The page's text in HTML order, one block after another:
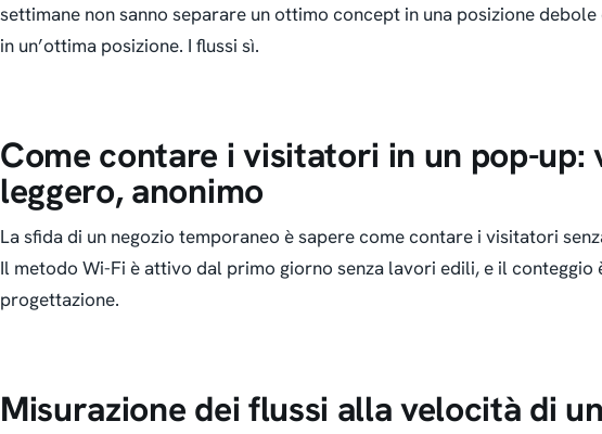
settimane non sanno separare un ottimo concept in una posizione
in un’ottima posizione. I flussi sì.
Come contare i visitatori in un pop-up:
leggero, anonimo
La sfida di un negozio temporaneo è sapere come contare i visitatori
Il metodo Wi-Fi è attivo dal primo giorno senza lavori edili, e il conteggio
progettazione.
Misurazione dei flussi alla velocità di